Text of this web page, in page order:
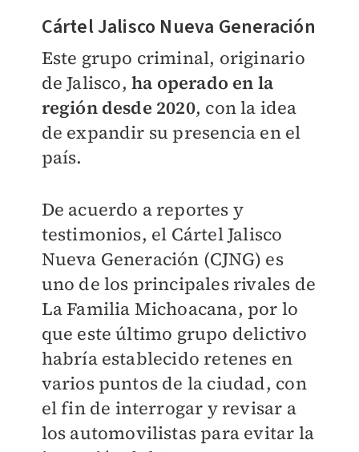
Cártel Jalisco Nueva Generación
Este grupo criminal, originario
de Jalisco, ha operado en la
región desde 2020, con la idea
de expandir su presencia en el
país.
De acuerdo a reportes y
testimonios, el Cártel Jalisco
Nueva Generación (CJNG) es
uno de los principales rivales de
La Familia Michoacana, por lo
que este último grupo delictivo
habría establecido retenes en
varios puntos de la ciudad, con
el fin de interrogar y revisar a
los automovilistas para evitar la